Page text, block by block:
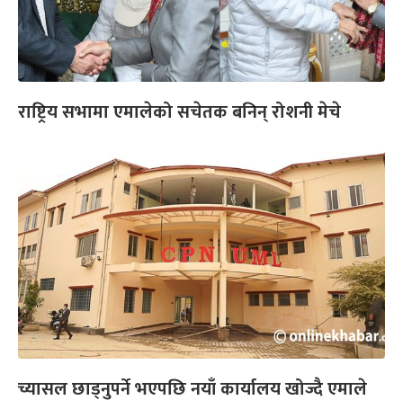
राष्ट्रिय सभामा एमालेको सचेतक बनिन् रोशनी मेचे
च्यासल छाड्नुपर्ने भएपछि नयाँ कार्यालय खोज्दै एमाले